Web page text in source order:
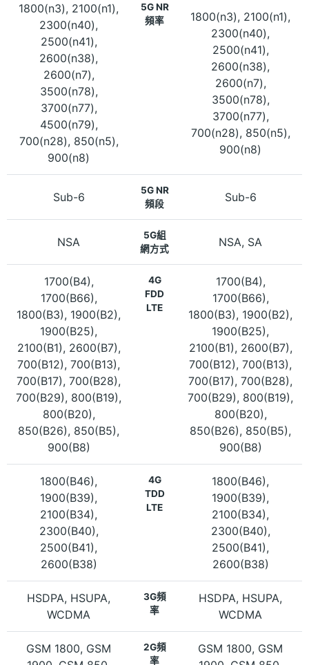
1800(n3), 2100(n1),
2300(n40),
2500(n41),
2600(n38),
2600(n7),
3500(n78),
3700(n77),
4500(n79),
700(n28), 850(n5),
900(n8)
5G NR
頻率
1800(n3), 2100(n1),
2300(n40),
2500(n41),
2600(n38),
2600(n7),
3500(n78),
3700(n77),
700(n28), 850(n5),
900(n8)
Sub-6
5G NR
頻段
Sub-6
NSA
5G組
網方式
NSA, SA
1700(B4),
1700(B66),
1800(B3), 1900(B2),
1900(B25),
2100(B1), 2600(B7),
700(B12), 700(B13),
700(B17), 700(B28),
700(B29), 800(B19),
800(B20),
850(B26), 850(B5),
900(B8)
4G
FDD
LTE
1700(B4),
1700(B66),
1800(B3), 1900(B2),
1900(B25),
2100(B1), 2600(B7),
700(B12), 700(B13),
700(B17), 700(B28),
700(B29), 800(B19),
800(B20),
850(B26), 850(B5),
900(B8)
1800(B46),
1900(B39),
2100(B34),
2300(B40),
2500(B41),
2600(B38)
4G
TDD
LTE
1800(B46),
1900(B39),
2100(B34),
2300(B40),
2500(B41),
2600(B38)
HSDPA, HSUPA,
WCDMA
3G頻
率
HSDPA, HSUPA,
WCDMA
GSM 1800, GSM
2G頻
率
GSM 1800, GSM